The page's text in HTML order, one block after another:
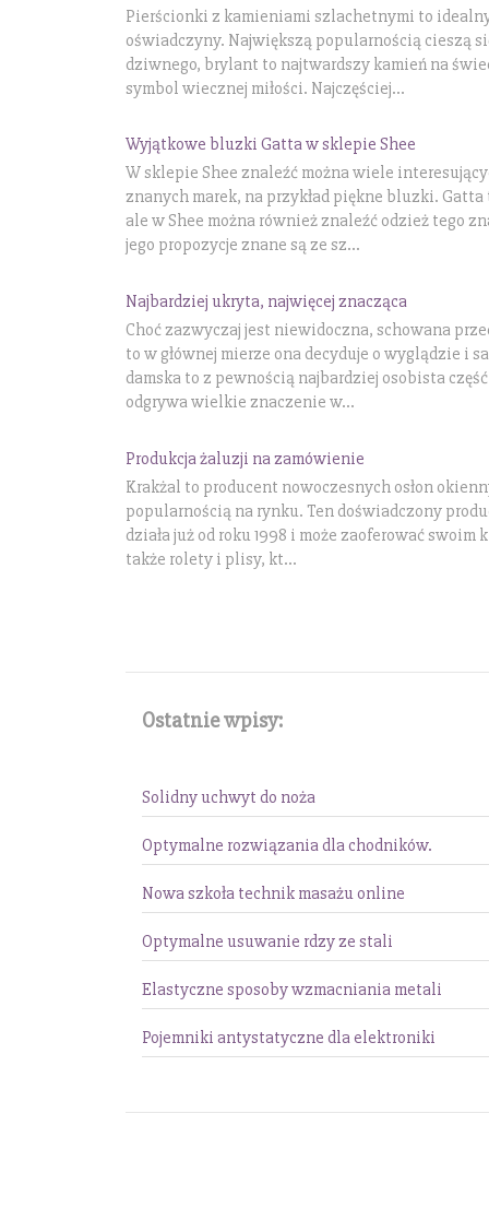
Pierścionki z kamieniami szlachetnymi to
oświadczyny. Największą popularnością cieszą
dziwnego, brylant to najtwardszy kamień na
symbol wiecznej miłości. Najczęściej...
Wyjątkowe bluzki Gatta w sklepie Shee
W sklepie Shee znaleźć można wiele
znanych marek, na przykład piękne bluzki.
ale w Shee można również znaleźć odzież tego
jego propozycje znane są ze sz...
Najbardziej ukryta, najwięcej znacząca
Choć zazwyczaj jest niewidoczna, schowana
to w głównej mierze ona decyduje o wyglądzie i
damska to z pewnością najbardziej osobista
odgrywa wielkie znaczenie w...
Produkcja żaluzji na zamówienie
Krakżal to producent nowoczesnych osłon
popularnością na rynku. Ten doświadczony
działa już od roku 1998 i może zaoferować
także rolety i plisy, kt...
Ostatnie wpisy:
Solidny uchwyt do noża
Optymalne rozwiązania dla chodników.
Nowa szkoła technik masażu online
Optymalne usuwanie rdzy ze stali
Elastyczne sposoby wzmacniania metali
Pojemniki antystatyczne dla elektroniki